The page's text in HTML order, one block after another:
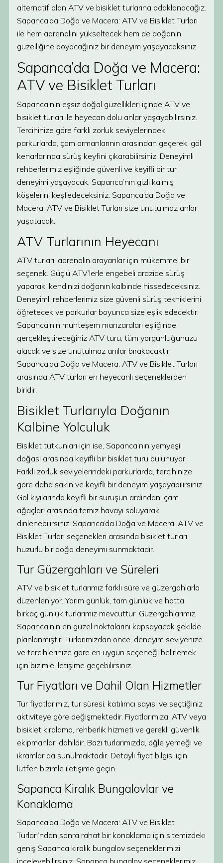
alternatif olan ATV ve bisiklet turlarına odaklanacağız.
Sapanca’da Doğa ve Macera: ATV ve Bisiklet Turları
ile hem adrenalini yükseltecek hem de doğanın
güzelliğine doyacağınız bir deneyim yaşayacaksınız.
Sapanca’da Doğa ve Macera:
ATV ve Bisiklet Turları
Sapanca’nın eşsiz doğal güzellikleri içinde ATV ve
bisiklet turları ile heyecan dolu anlar yaşayabilirsiniz.
Tercihinize göre farklı zorluk seviyelerindeki
parkurlarda, çam ormanlarının arasından geçerek, göl
kenarlarında sürüş keyfini çıkarabilirsiniz. Deneyimli
rehberlerimiz eşliğinde güvenli ve keyifli bir tur
deneyimi yaşayacak, Sapanca’nın gizli kalmış
köşelerini keşfedeceksiniz. Sapanca’da Doğa ve
Macera: ATV ve Bisiklet Turları size unutulmaz anlar
yaşatacak.
ATV Turlarının Heyecanı
ATV turları, adrenalin arayanlar için mükemmel bir
seçenek. Güçlü ATV’lerle engebeli arazide sürüş
yaparak, kendinizi doğanın kalbinde hissedeceksiniz.
Deneyimli rehberlerimiz size güvenli sürüş tekniklerini
öğretecek ve parkurlar boyunca size eşlik edecektir.
Sapanca’nın muhteşem manzaraları eşliğinde
gerçekleştireceğiniz ATV turu, tüm yorgunluğunuzu
alacak ve size unutulmaz anılar bırakacaktır.
Sapanca’da Doğa ve Macera: ATV ve Bisiklet Turları
arasında ATV turları en heyecanlı seçeneklerden
biridir.
Bisiklet Turlarıyla Doğanın
Kalbine Yolculuk
Bisiklet tutkunları için ise, Sapanca’nın yemyeşil
doğası arasında keyifli bir bisiklet turu bulunuyor.
Farklı zorluk seviyelerindeki parkurlarda, tercihinize
göre daha sakin ve keyifli bir deneyim yaşayabilirsiniz.
Göl kıyılarında keyifli bir sürüşün ardından, çam
ağaçları arasında temiz havayı soluyarak
dinlenebilirsiniz. Sapanca’da Doğa ve Macera: ATV ve
Bisiklet Turları seçenekleri arasında bisiklet turları
huzurlu bir doğa deneyimi sunmaktadır.
Tur Güzergahları ve Süreleri
ATV ve bisiklet turlarımız farklı süre ve güzergahlarla
düzenleniyor. Yarım günlük, tam günlük ve hatta
birkaç günlük turlarımız mevcuttur. Güzergahlarımız,
Sapanca’nın en güzel noktalarını kapsayacak şekilde
planlanmıştır. Turlarımızdan önce, deneyim seviyenize
ve tercihlerinize göre en uygun seçeneği belirlemek
için bizimle iletişime geçebilirsiniz.
Tur Fiyatları ve Dahil Olan Hizmetler
Tur fiyatlarımız, tur süresi, katılımcı sayısı ve seçtiğiniz
aktiviteye göre değişmektedir. Fiyatlarımıza, ATV veya
bisiklet kiralama, rehberlik hizmeti ve gerekli güvenlik
ekipmanları dahildir. Bazı turlarımızda, öğle yemeği ve
ikramlar da sunulmaktadır. Detaylı fiyat bilgisi için
lütfen bizimle iletişime geçin.
Sapanca Kiralık Bungalovlar ve
Konaklama
Sapanca’da Doğa ve Macera: ATV ve Bisiklet
Turları’ndan sonra rahat bir konaklama için sitemizdeki
geniş Sapanca kiralık bungalov seçeneklerimizi
inceleyebilirsiniz. Sapanca bungalov seçeneklerimiz